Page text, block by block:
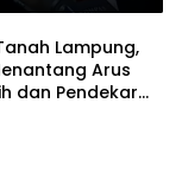
Lampung,
Arus
dan Pendekar